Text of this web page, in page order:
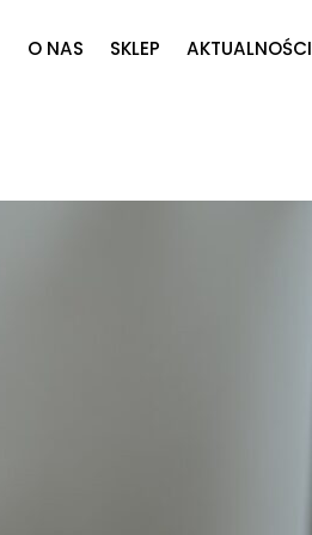
O NAS SKLEP AKTUALNOŚCI